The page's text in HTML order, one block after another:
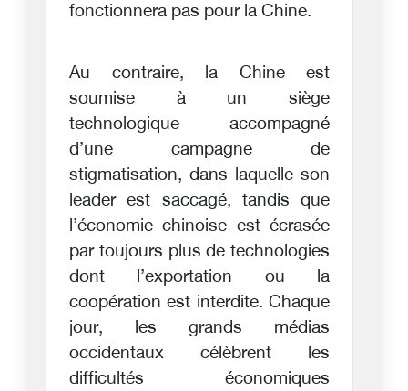
fonctionnera pas pour la Chine.
Au contraire, la Chine est
soumise à un siège
technologique accompagné
d’une campagne de
stigmatisation, dans laquelle son
leader est saccagé, tandis que
l’économie chinoise est écrasée
par toujours plus de technologies
dont l’exportation ou la
coopération est interdite. Chaque
jour, les grands médias
occidentaux célèbrent les
difficultés économiques